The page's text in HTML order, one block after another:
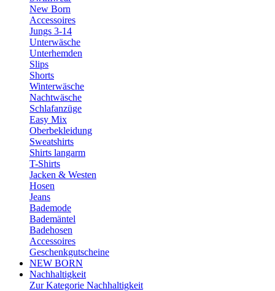
New Born
Accessoires
Jungs 3-14
Unterwäsche
Unterhemden
Slips
Shorts
Winterwäsche
Nachtwäsche
Schlafanzüge
Easy Mix
Oberbekleidung
Sweatshirts
Shirts langarm
T-Shirts
Jacken & Westen
Hosen
Jeans
Bademode
Bademäntel
Badehosen
Accessoires
Geschenkgutscheine
NEW BORN
Nachhaltigkeit
Zur Kategorie Nachhaltigkeit